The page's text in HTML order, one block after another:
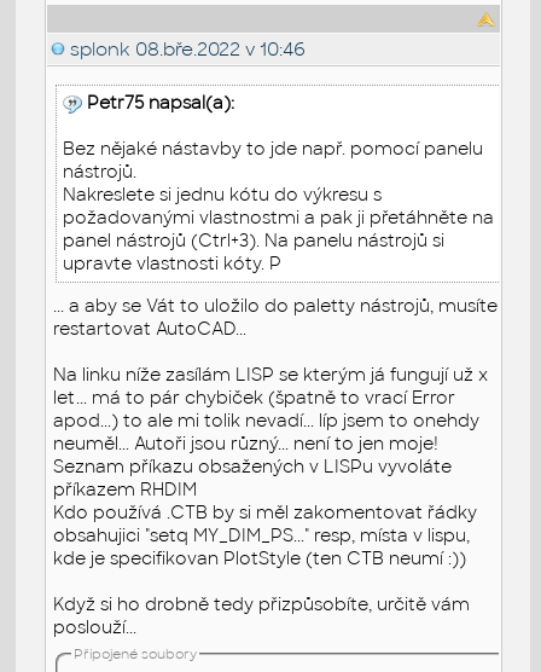
splonk 08.bře.2022 v 10:46
Petr75 napsal(a):
Bez nějaké nástavby to jde např. pomocí panelu
nástrojů.
Nakreslete si jednu kótu do výkresu s
požadovanými vlastnostmi a pak ji přetáhněte na
panel nástrojů (Ctrl+3). Na panelu nástrojů si
upravte vlastnosti kóty. P
... a aby se Vát to uložilo do paletty nástrojů, musíte
restartovat AutoCAD...
Na linku níže zasílám LISP se kterým já fungují už x
let... má to pár chybiček (špatně to vrací Error
apod...) to ale mi tolik nevadí... líp jsem to onehdy
neuměl... Autoři jsou různý... není to jen moje!
Seznam příkazu obsažených v LISPu vyvoláte
příkazem RHDIM
Kdo používá .CTB by si měl zakomentovat řádky
obsahujici "setq MY_DIM_PS..." resp, místa v lispu,
kde je specifikovan PlotStyle (ten CTB neumí :))
Když si ho drobně tedy přizpůsobíte, určitě vám
poslouží...
Připojené soubory